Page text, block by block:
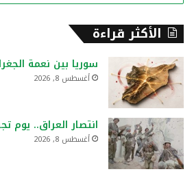
الأكثر قراءة
سوريا بين نعمة
أغسطس 8, 2026
انتصار العراق.. يوم
أغسطس 8, 2026